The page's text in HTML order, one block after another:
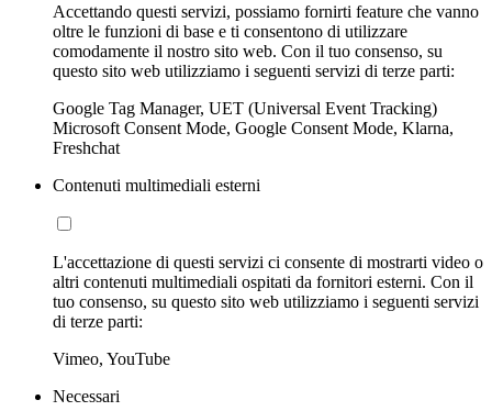
Accettando questi servizi, possiamo fornirti feature che vanno
oltre le funzioni di base e ti consentono di utilizzare
comodamente il nostro sito web. Con il tuo consenso, su
questo sito web utilizziamo i seguenti servizi di terze parti:
Google Tag Manager, UET (Universal Event Tracking)
Microsoft Consent Mode, Google Consent Mode, Klarna,
Freshchat
Contenuti multimediali esterni
L'accettazione di questi servizi ci consente di mostrarti video o
altri contenuti multimediali ospitati da fornitori esterni. Con il
tuo consenso, su questo sito web utilizziamo i seguenti servizi
di terze parti:
Vimeo, YouTube
Necessari